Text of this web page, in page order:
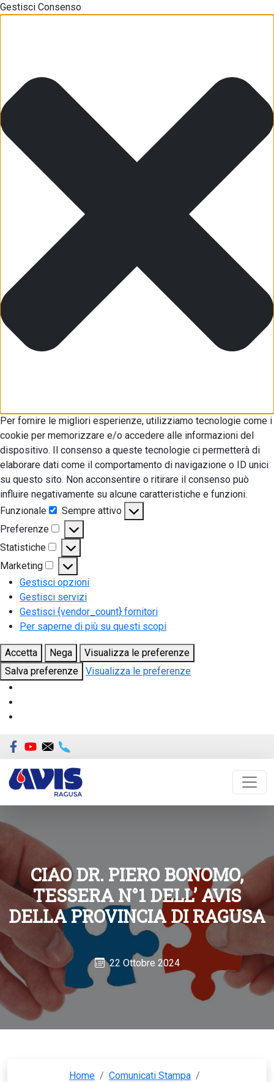
Gestisci Consenso
Per fornire le migliori esperienze, utilizziamo tecnologie come i
cookie per memorizzare e/o accedere alle informazioni del
dispositivo. Il consenso a queste tecnologie ci permetterà di
elaborare dati come il comportamento di navigazione o ID unici
su questo sito. Non acconsentire o ritirare il consenso può
influire negativamente su alcune caratteristiche e funzioni.
Funzionale
Funzionale
Sempre attivo
Preferenze
Preferenze
Statistiche
Statistiche
Marketing
Marketing
Gestisci opzioni
Gestisci servizi
Gestisci {vendor_count} fornitori
Per saperne di più su questi scopi
Accetta Nega
Visualizza le preferenze
Salva preferenze
Visualizza le preferenze
CIAO DR. PIERO BONOMO,
TESSERA N°1 DELL’ AVIS
DELLA PROVINCIA DI RAGUSA
22 Ottobre 2024
Home / Comunicati Stampa /